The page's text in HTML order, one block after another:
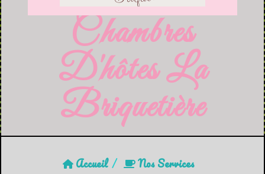
Chambres
D'hôtes La
Briquetière
Accueil Nos Services